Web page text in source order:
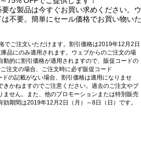
な製品は今すぐお買い求めください。ウ
不要。簡単にセール価格でお買い物いた
でご注文いただけます。割引価格は2019年12月2日
品にのみ適用されます。ウェブからのご注文の場
的に割引価格が適用されますので、販促コードの
注文の場合、ご注文時に必ず販促コード
の記載がない場合、割引価格は適用になりませ
きかねますのでご注意ください。過去のご注文やブ
ません。また、他のプロモーションまたは特別販売
期間は2019年12月2日（月）～8日（日）です。